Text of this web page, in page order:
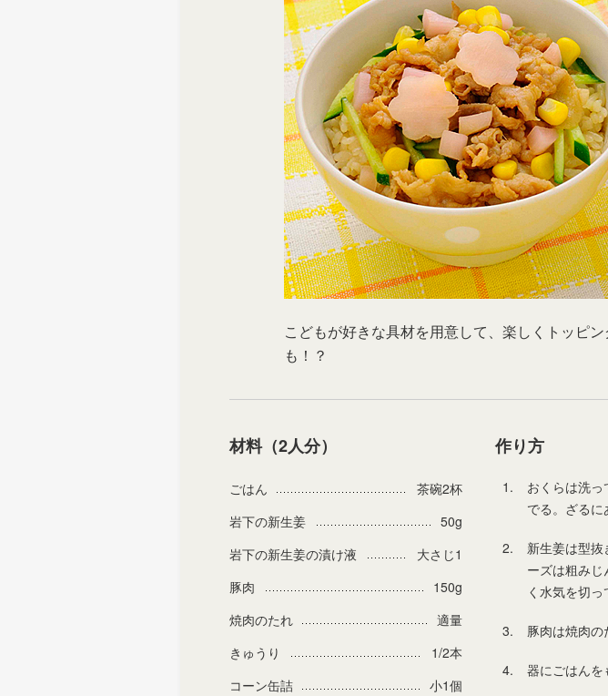
本社所在地
岩下の新生姜について 岩下のらっきょうに
岩下の新生姜万年筆インク 書く描くコンテ
岩下の新生姜Sing＆
～ニュージンジャ
こどもが好きな具材を用意して、楽しくトッピ
も！？
材料（2人分）
ごはん
茶碗2杯
岩下の新生姜
50g
岩下の新生姜の漬け液
大さじ1
豚肉
150g
焼肉のたれ
適量
きゅうり
1/2本
コーン缶詰
小1個
作り方
1.
おくらは洗
でる。ざるに
2.
新生姜は型
ーズは粗み
く水気を切っ
3. 豚肉は焼肉の
4. 器にごはんを